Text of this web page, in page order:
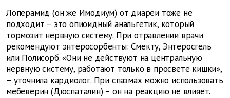
Лоперамид (он же Имодиум) от диареи тоже не
подходит – это опиоидный анальгетик, который
тормозит нервную систему. При отравлении врачи
рекомендуют энтеросорбенты: Смекту, Энтеросгель
или Полисорб. «Они не действуют на центральную
нервную систему, работают только в просвете кишки»,
– уточнила кардиолог. При спазмах можно использовать
мебеверин (Дюспаталин) – он на реакцию не влияет.